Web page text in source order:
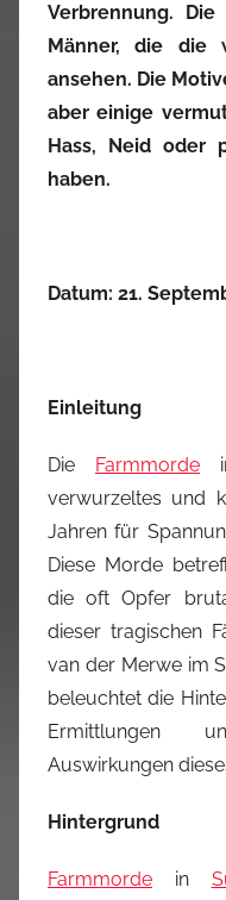
Verbrennung.
Männer, die die
ansehen. Die
aber einige
Hass, Neid oder
haben.
Datum: 21.
Einleitung
Die Farmmorde
verwurzeltes und
Jahren für
Diese Morde
die oft Opfer
dieser tragischen
van der Merwe im
beleuchtet die
Ermittlungen
Auswirkungen
Hintergrund
Farmmorde in